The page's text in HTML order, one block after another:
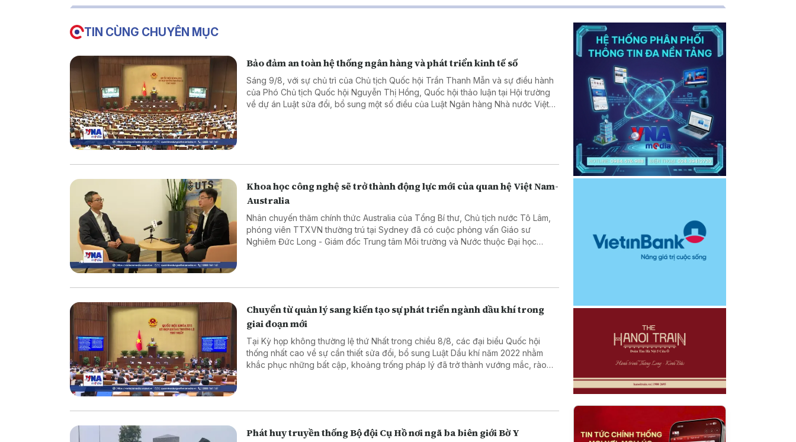
TIN CÙNG CHUYÊN MỤC
Bảo đảm an toàn hệ thống ngân hàng và phát triển kinh tế số
Sáng 9/8, với sự chủ trì của Chủ tịch Quốc hội Trần Thanh Mẫn và sự điều hành
của Phó Chủ tịch Quốc hội Nguyễn Thị Hồng, Quốc hội thảo luận tại Hội trường
về dự án Luật sửa đổi, bổ sung một số điều của Luật Ngân hàng Nhà nước Việt
Khoa học công nghệ sẽ trở thành động lực mới của quan hệ Việt Nam-
Australia
Nhân chuyến thăm chính thức Australia của Tổng Bí thư, Chủ tịch nước Tô Lâm,
phóng viên TTXVN thường trú tại Sydney đã có cuộc phỏng vấn Giáo sư
Nghiêm Đức Long - Giám đốc Trung tâm Môi trường và Nước thuộc Đại học
Chuyển từ quản lý sang kiến tạo sự phát triển ngành dầu khí trong
giai đoạn mới
Tại Kỳ họp không thường lệ thứ Nhất trong chiều 8/8, các đại biểu Quốc hội
thống nhất cao về sự cần thiết sửa đổi, bổ sung Luật Dầu khí năm 2022 nhằm
khắc phục những bất cập, khoảng trống pháp lý đã trở thành vướng mắc, rào
Phát huy truyền thống Bộ đội Cụ Hồ nơi ngã ba biên giới Bờ Y